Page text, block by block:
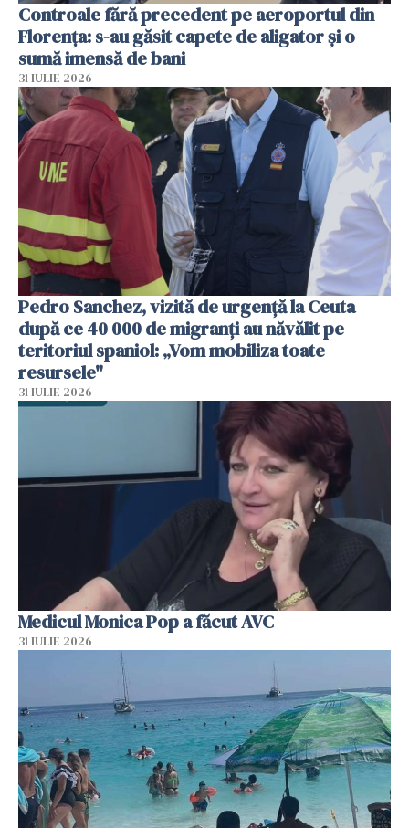
Controale fără precedent pe aeroportul din
Florența: s-au găsit capete de aligator și o
sumă imensă de bani
31 IULIE 2026
Pedro Sanchez, vizită de urgență la Ceuta
după ce 40 000 de migranți au năvălit pe
teritoriul spaniol: „Vom mobiliza toate
resursele"
31 IULIE 2026
Medicul Monica Pop a făcut AVC
31 IULIE 2026